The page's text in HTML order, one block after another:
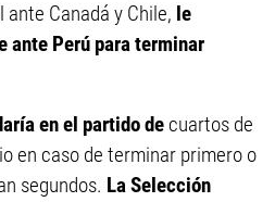
Canadá y Chile, le
ante Perú para terminar
en el partido de cuartos de
en caso de terminar primero o
segundos. La Selección